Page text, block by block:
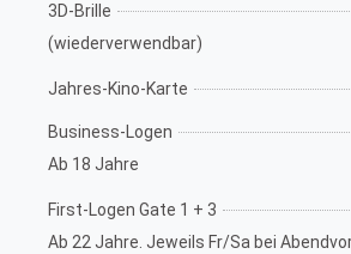
3D-Brille
(wiederverwendbar)
Jahres-Kino-Karte
Business-Logen
Ab 18 Jahre
First-Logen Gate 1 + 3
Ab 22 Jahre. Jeweils Fr/Sa bei